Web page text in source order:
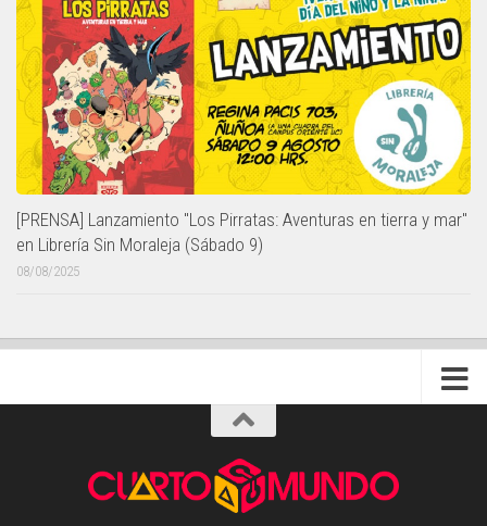
[PRENSA] Lanzamiento "Los Pirratas: Aventuras en tierra y mar"
en Librería Sin Moraleja (Sábado 9)
08/08/2025